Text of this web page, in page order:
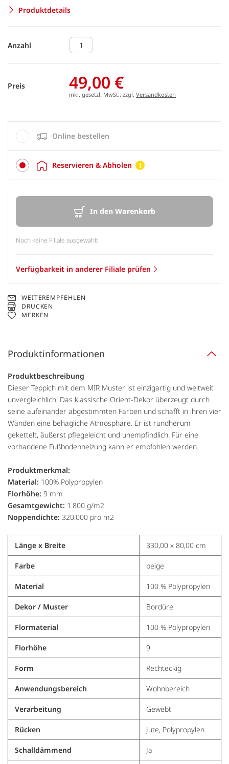
Produktdetails
Anzahl
Preis 49,00 €
inkl. gesetzl. MwSt., zzgl. Versandkosten
Online bestellen
Reservieren & Abholen
In den Warenkorb
Noch keine Filiale ausgewählt
Verfügbarkeit in anderer Filiale prüfen
WEITEREMPFEHLEN
DRUCKEN
MERKEN
Produktinformationen
Produktbeschreibung
Dieser Teppich mit dem MIR Muster ist einzigartig und weltweit
unvergleichlich. Das klassische Orient-Dekor überzeugt durch
seine aufeinander abgestimmten Farben und schafft in ihren vier
Wänden eine behagliche Atmosphäre. Er ist rundherum
gekettelt, äußerst pflegeleicht und unempfindlich. Für eine
vorhandene Fußbodenheizung kann er empfohlen werden.
Produktmerkmal:
Material: 100% Polypropylen
Florhöhe: 9 mm
Gesamtgewicht: 1.800 g/m2
Noppendichte: 320.000 pro m2
Länge x Breite 330,00 x 80,00 cm
Farbe beige
Material 100 % Polypropylen
Dekor / Muster Bordüre
Flormaterial 100 % Polypropylen
Florhöhe 9
Form Rechteckig
Anwendungsbereich Wohnbereich
Verarbeitung Gewebt
Rücken Jute, Polypropylen
Schalldämmend Ja